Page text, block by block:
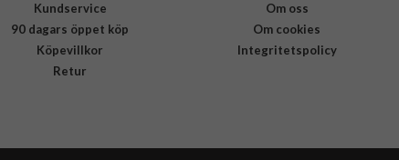
Kundservice
90 dagars öppet köp
Köpevillkor
Retur
Om oss
Om cookies
Integritetspolicy